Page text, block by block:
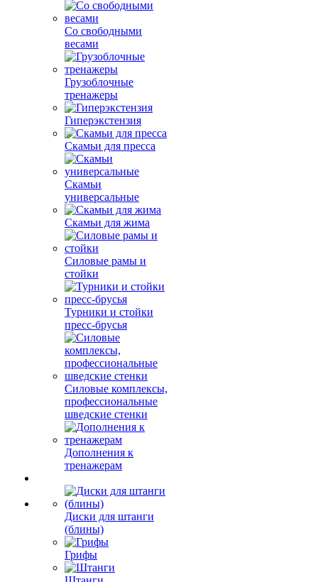
Со свободными
весами
Грузоблочные
тренажеры
Гиперэкстензия
Скамьи для пресса
Скамьи
универсальные
Скамьи для жима
Силовые рамы и
стойки
Турники и стойки
пресс-брусья
Силовые комплексы,
профессиональные
шведские стенки
Дополнения к
тренажерам
Диски для штанги
(блины)
Грифы